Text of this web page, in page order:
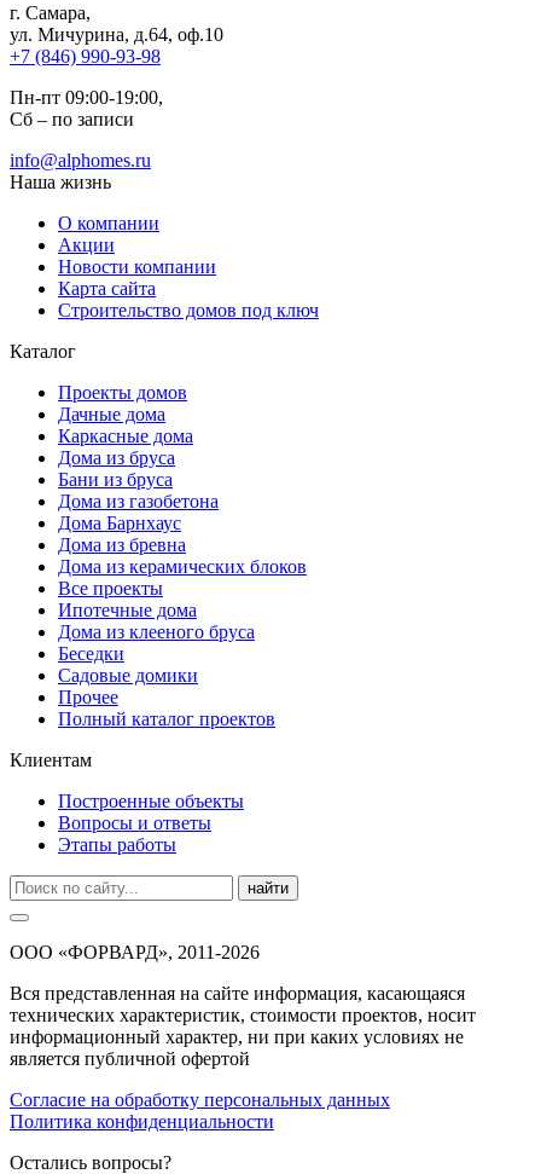
г. Самара,
ул. Мичурина, д.64, оф.10
+7 (846) 990-93-98
Пн-пт 09:00-19:00,
Сб – по записи
info@alphomes.ru
Наша жизнь
О компании
Акции
Новости компании
Карта сайта
Строительство домов под ключ
Каталог
Проекты домов
Дачные дома
Каркасные дома
Дома из бруса
Бани из бруса
Дома из газобетона
Дома Барнхаус
Дома из бревна
Дома из керамических блоков
Все проекты
Ипотечные дома
Дома из клееного бруса
Беседки
Садовые домики
Прочее
Полный каталог проектов
Клиентам
Построенные объекты
Вопросы и ответы
Этапы работы
найти
ООО «ФОРВАРД», 2011-2026
Вся представленная на сайте информация, касающаяся
технических характеристик, стоимости проектов, носит
информационный характер, ни при каких условиях не
является публичной офертой
Согласие на обработку персональных данных
Политика конфиденциальности
Остались вопросы?